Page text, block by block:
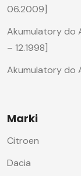
06.2009]
Akumulatory do
– 12.1998]
Akumulatory do
Marki
Citroen
Dacia